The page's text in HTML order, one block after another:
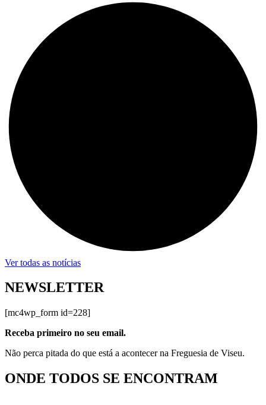
Ver todas as notícias
NEWSLETTER
[mc4wp_form id=228]
Receba primeiro no seu email.
Não perca pitada do que está a acontecer na Freguesia de Viseu.
ONDE TODOS SE ENCONTRAM